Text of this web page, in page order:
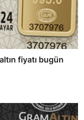
fiyatı bugün